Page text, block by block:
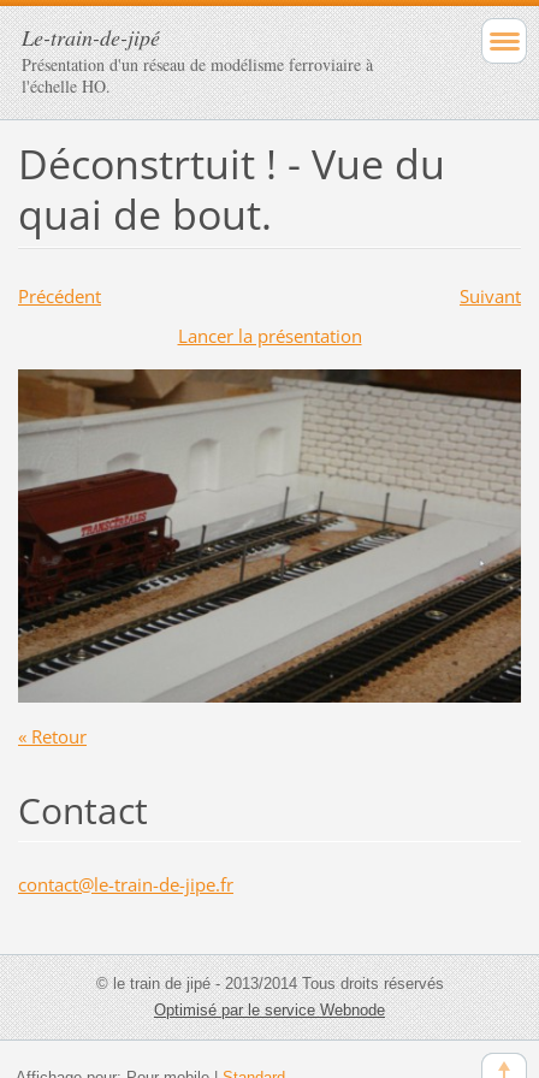
Le-train-de-jipé
Présentation d'un réseau de modélisme ferroviaire à
l'échelle HO.
Déconstrtuit ! - Vue du
quai de bout.
Précédent
Suivant
Lancer la présentation
« Retour
Contact
contact@le-train-de-jipe.fr
© le train de jipé - 2013/2014 Tous droits réservés
Optimisé par le service Webnode